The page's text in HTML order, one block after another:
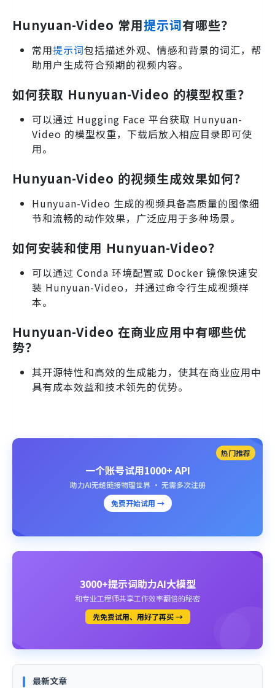
Hunyuan-Video 常用提示词有哪些？
常用提示词包括描述外观、情感和背景的词汇，帮
助用户生成符合预期的视频内容。
如何获取 Hunyuan-Video 的模型权重？
可以通过 Hugging Face 平台获取 Hunyuan-
Video 的模型权重，下载后放入相应目录即可使
用。
Hunyuan-Video 的视频生成效果如何？
Hunyuan-Video 生成的视频具备高质量的图像细
节和流畅的动作效果，广泛应用于多种场景。
如何安装和使用 Hunyuan-Video？
可以通过 Conda 环境配置或 Docker 镜像快速安
装 Hunyuan-Video，并通过命令行生成视频样
本。
Hunyuan-Video 在商业应用中有哪些优
势？
其开源特性和高效的生成能力，使其在商业应用中
具有成本效益和技术领先的优势。
热门推荐
一个账号试用1000+ API
助力AI无缝链接物理世界 · 无需多次注册
免费开始试用 →
3000+提示词助力AI大模型
和专业工程师共享工作效率翻倍的秘密
先免费试用、用好了再买 →
最新文章